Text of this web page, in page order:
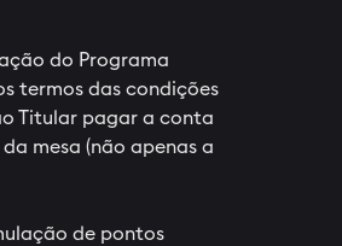
do Programa
termos das condições
Titular pagar a conta
mesa (não apenas a
de pontos